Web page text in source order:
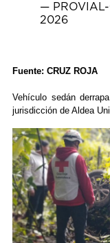
—
2026
Fuente: CRUZ ROJA
Vehículo sedán
jurisdicción de Aldea